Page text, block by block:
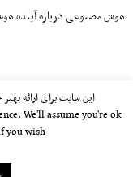
هوش مصنوعی درباره آینده
این سایت برای ارائه
We'll assume you're ok
wish.